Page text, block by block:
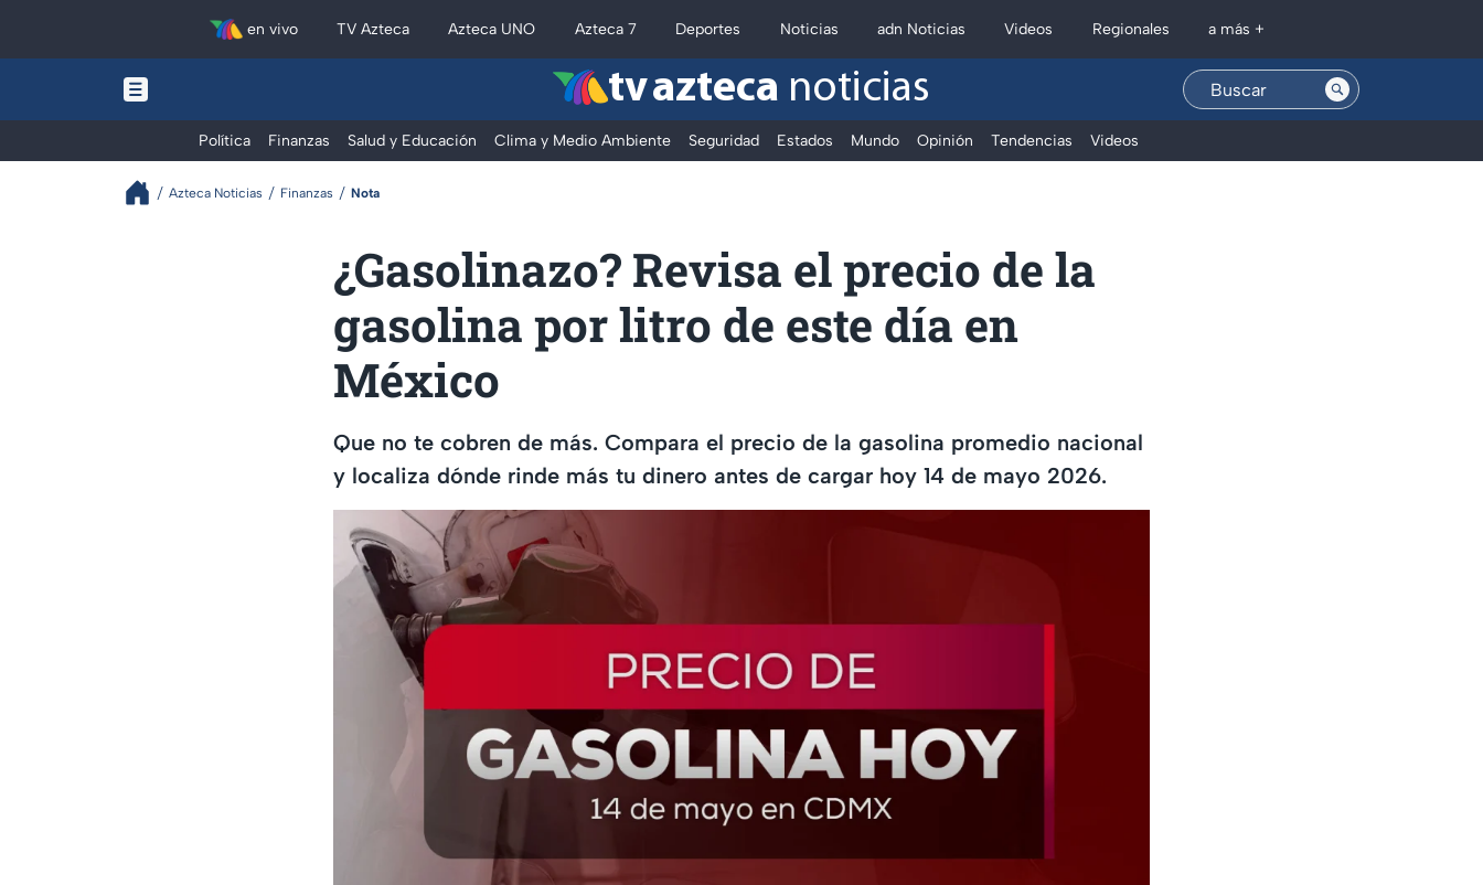
en vivo TV Azteca Azteca UNO Azteca 7 Deportes Noticias adn Noticias Videos Regionales a más +
tv azteca noticias
Política Finanzas Salud y Educación Clima y Medio Ambiente Seguridad Estados Mundo Opinión Tendencias Videos
Azteca Noticias Finanzas Nota
¿Gasolinazo? Revisa el precio de la
gasolina por litro de este día en
México
Que no te cobren de más. Compara el precio de la gasolina promedio nacional
y localiza dónde rinde más tu dinero antes de cargar hoy 14 de mayo 2026.